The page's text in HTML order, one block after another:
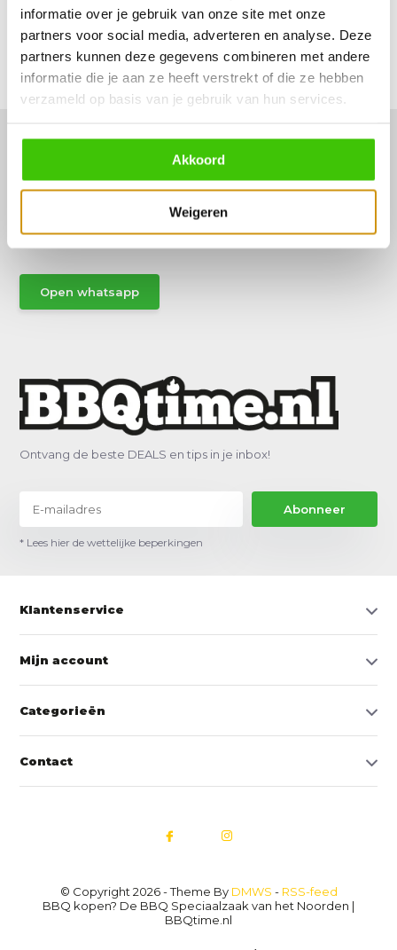
informatie over je gebruik van onze site met onze
partners voor social media, adverteren en analyse. Deze
partners kunnen deze gegevens combineren met andere
informatie die je aan ze heeft verstrekt of die ze hebben
verzameld op basis van je gebruik van hun services.
Akkoord
Weigeren
Delen
Hulp of advies nodig?
Vraag het een van onze specialisten!
Stuur gemakkelijk een Whatsapp.
Open whatsapp
Ontvang de beste DEALS en tips in je inbox!
Abonneer
* Lees hier de wettelijke beperkingen
Klantenservice
Mijn account
Categorieën
Contact
© Copyright 2026 - Theme By DMWS - RSS-feed
BBQ kopen? De BBQ Speciaalzaak van het Noorden |
BBQtime.nl